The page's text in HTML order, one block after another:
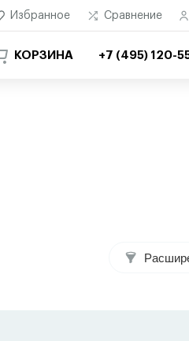
Избранное Сравнение
КОРЗИНА +7 (495) 120-